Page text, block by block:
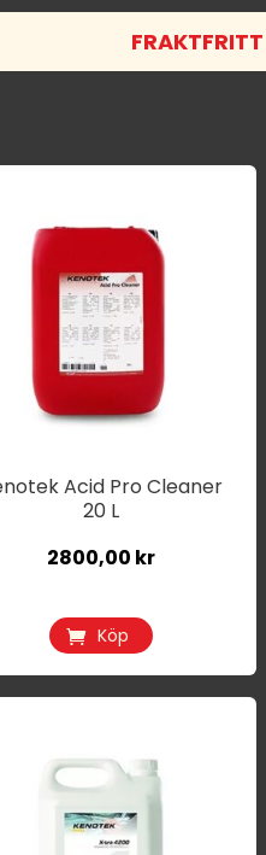
Acid Pro Cleaner
20 L
2800,00 kr
Köp